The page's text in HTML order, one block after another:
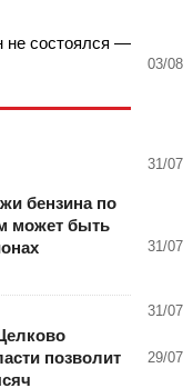
не состоялся —
бензина по
может быть
позволит
03/08
31/07
31/07
31/07
29/07